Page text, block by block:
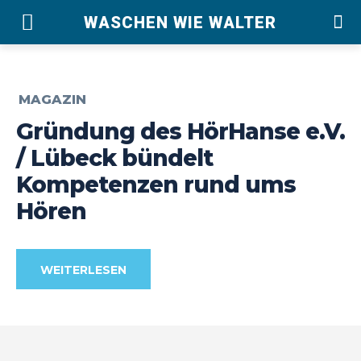
WASCHEN WIE WALTER
MAGAZIN
Gründung des HörHanse e.V.
/ Lübeck bündelt
Kompetenzen rund ums
Hören
WEITERLESEN